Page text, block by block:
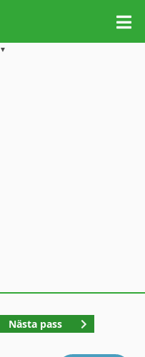
Nästa pass